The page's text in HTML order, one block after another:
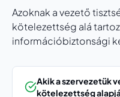
Azoknak a vezető
kötelezettség alá
információbiztonsági
Akik a szervezetük
kötelezettség